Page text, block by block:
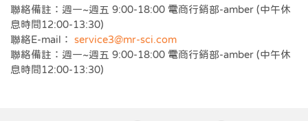
聯絡備註：週一~週五 9:00-18:00 電商行銷部-amber (中午休
息時間12:00-13:30)
聯絡E-mail： service3@mr-sci.com
聯絡備註：週一~週五 9:00-18:00 電商行銷部-amber (中午休
息時間12:00-13:30)